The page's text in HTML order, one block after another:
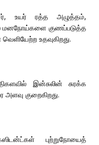
உயர் ரத்த அழுத்தம்,
மனநோய்களை குணப்படுத்த
உதவுகிறது.
இன்சுலின் சுரக்க
குறைகிறது.
புற்றுநோயைத்